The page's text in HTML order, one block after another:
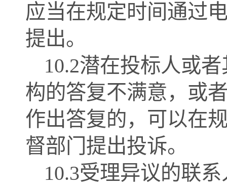
应当在规定时间通过
提出。
10.2潜在投标人或
构的答复不满意，或
作出答复的，可以在
督部门提出投诉。
10.3受理异议的联